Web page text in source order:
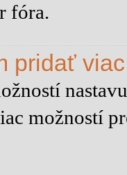
fóra.
pridať
možností